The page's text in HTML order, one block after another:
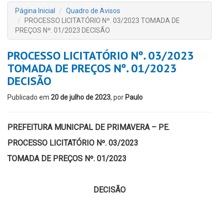
Página Inicial
Quadro de Avisos
PROCESSO LICITATÓRIO Nº. 03/2023 TOMADA DE
PREÇOS Nº. 01/2023 DECISÃO
PROCESSO LICITATÓRIO Nº. 03/2023
TOMADA DE PREÇOS Nº. 01/2023
DECISÃO
Publicado em 20 de julho de 2023, por Paulo
PREFEITURA MUNICPAL DE PRIMAVERA – PE.
PROCESSO LICITATÓRIO Nº. 03/2023
TOMADA DE PREÇOS Nº. 01/2023
DECISÃO